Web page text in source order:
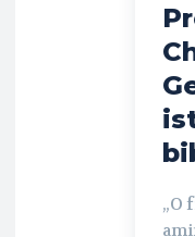
„O